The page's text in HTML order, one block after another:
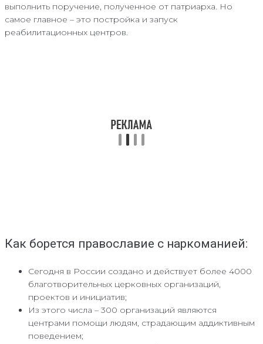
выполнить поручение, полученное от патриарха. Но
самое главное – это постройка и запуск
реабилитационных центров.
Как борется православие с наркоманией:
Сегодня в России создано и действует более 4000
благотворительных церковных организаций,
проектов и инициатив;
Из этого числа – 300 организаций являются
центрами помощи людям, страдающим аддиктивным
поведением;